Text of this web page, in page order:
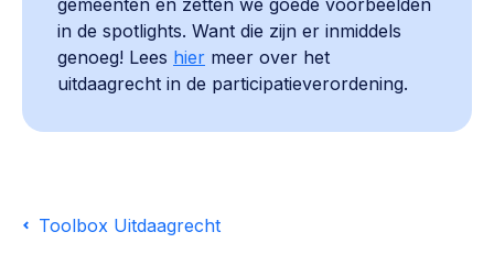
gemeenten en zetten we goede voorbeelden
in de spotlights. Want die zijn er inmiddels
genoeg! Lees hier meer over het
uitdaagrecht in de participatieverordening.
Toolbox Uitdaagrecht